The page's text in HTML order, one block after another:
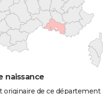
naissance
originaire de ce département